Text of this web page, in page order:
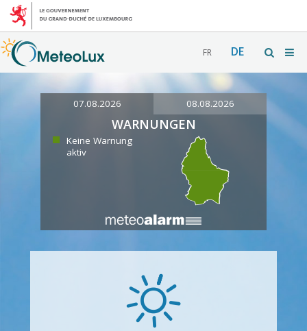
FR DE
07.08.2026 08.08.2026
WARNUNGEN
Keine Warnung
aktiv